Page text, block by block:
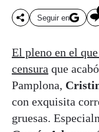
Seguir en
El pleno en el
censura que
Pamplona,
con exquisita
gruesas.